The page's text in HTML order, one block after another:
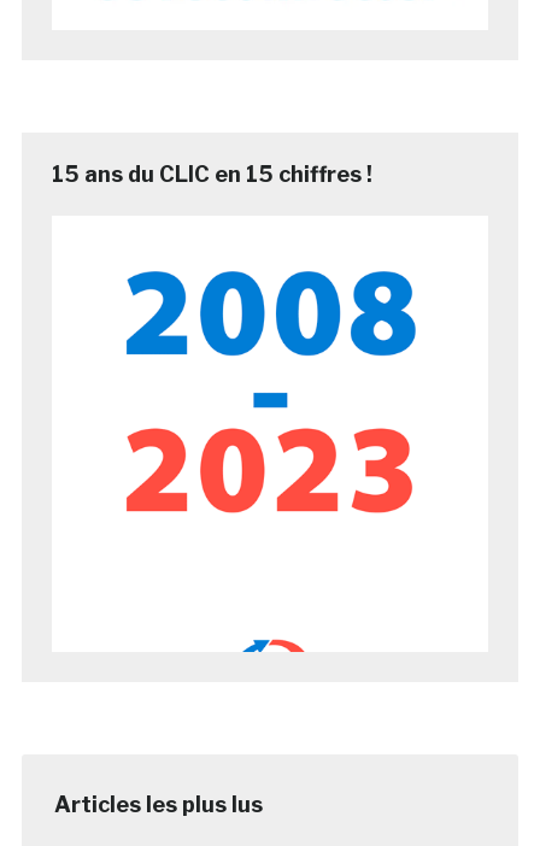
15 ans du CLIC en 15 chiffres !